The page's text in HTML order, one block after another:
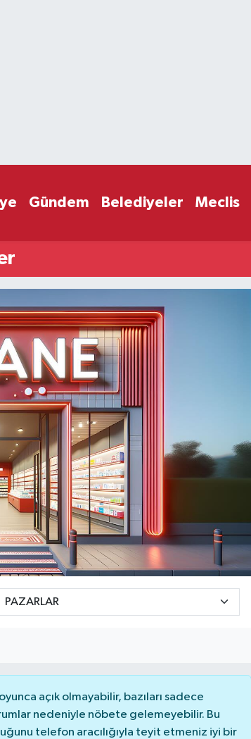
Gündem Belediyeler Meclis
açık olmayabilir, bazıları sadece
nedeniyle nöbete gelemeyebilir. Bu
telefon aracılığıyla teyit etmeniz iyi bir